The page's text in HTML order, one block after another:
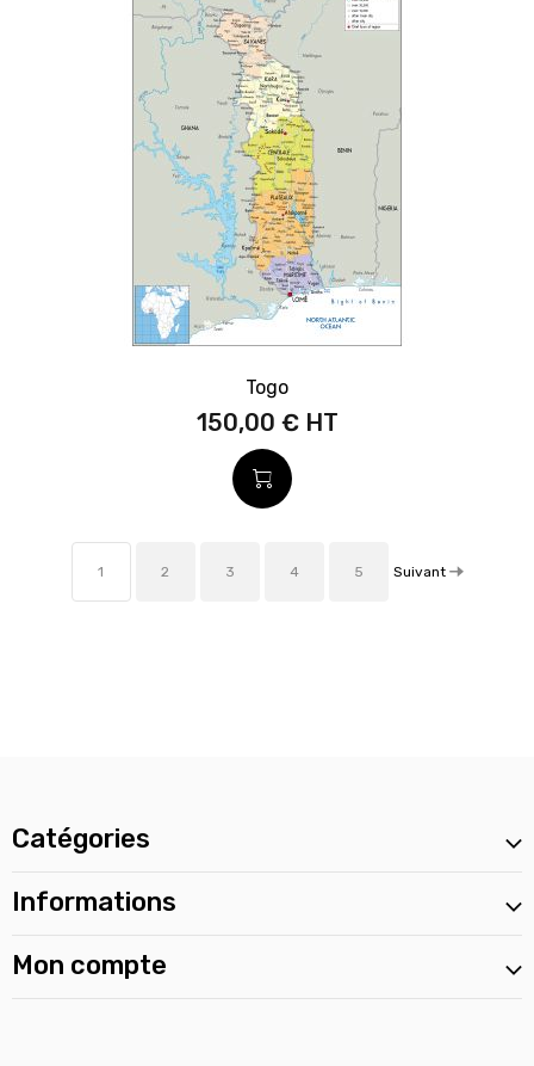
Togo
150,00 €
1 2 3 4 5 Suivant
Catégories
Informations
Mon compte